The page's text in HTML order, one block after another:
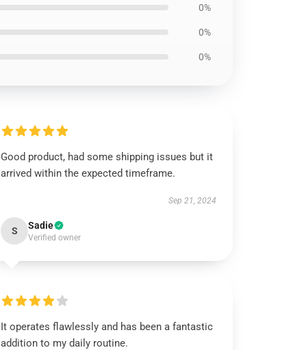
0%
0%
0%
Good product, had some shipping issues but it
arrived within the expected timeframe.
Sep 21, 2024
S Sadie
Verified owner
It operates flawlessly and has been a fantastic
addition to my daily routine.